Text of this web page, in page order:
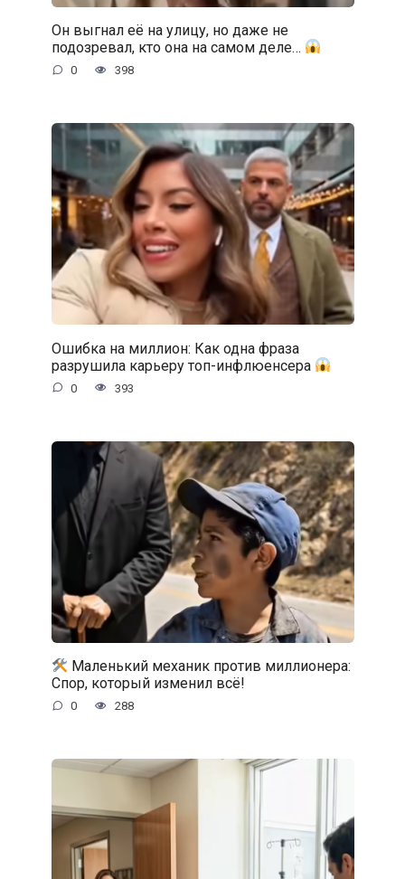
Он выгнал её на улицу, но даже не
подозревал, кто она на самом деле…
0 398
Ошибка на миллион: Как одна фраза
разрушила карьеру топ-инфлюенсера
0 393
Маленький механик против миллионера:
Спор, который изменил всё!
0 288